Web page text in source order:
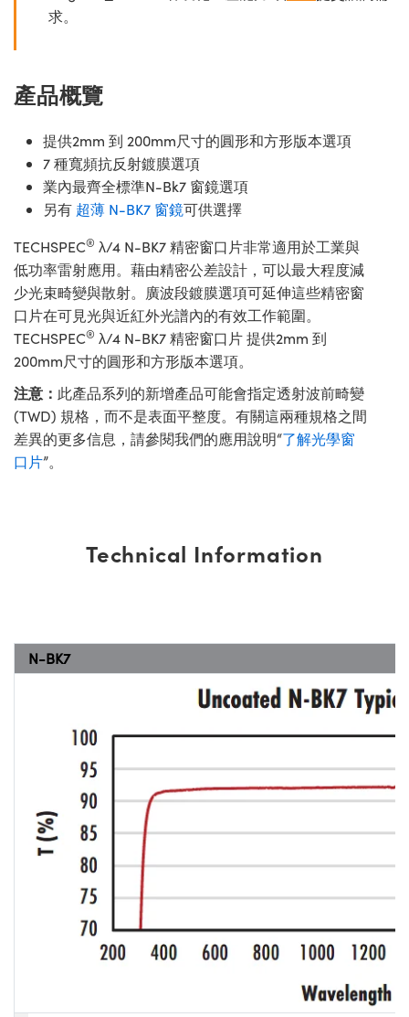
求。
產品概覽
提供2mm 到 200mm尺寸的圓形和方形版本選項
7 種寬頻抗反射鍍膜選項
業內最齊全標準N-Bk7 窗鏡選項
另有 超薄 N-BK7 窗鏡可供選擇
TECHSPEC® λ/4 N-BK7 精密窗口片非常適用於工業與
低功率雷射應用。藉由精密公差設計，可以最大程度減
少光束畸變與散射。廣波段鍍膜選項可延伸這些精密窗
口片在可見光與近紅外光譜內的有效工作範圍。
TECHSPEC® λ/4 N-BK7 精密窗口片 提供2mm 到
200mm尺寸的圓形和方形版本選項。
注意： 此產品系列的新增產品可能會指定透射波前畸變
(TWD) 規格，而不是表面平整度。有關這兩種規格之間
差異的更多信息，請參閱我們的應用說明“了解光學窗
口片”。
Technical Information
N-BK7